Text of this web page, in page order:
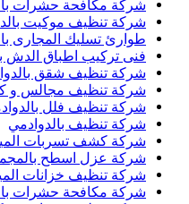
شركة مكافحة حشرات
شركة تنظيف موكيت
طوارئ تسليك المجارى
فنى تركيب اطباق الدش
شركة تنظيف شقق
شركة تنظيف مجالس و
شركة تنظيف فلل
شركة تنظيف بالدوادمي
شركة كشف تسربات
شركة عزل اسطح
شركة تنظيف خزانات
شركة مكافحة حشرات